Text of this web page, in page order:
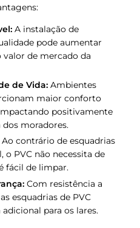
A instalação de
pode aumentar
de mercado da
de Vida: Ambientes
maior conforto
positivamente
dos moradores.
Ao contrário de esquadrias
o PVC não necessita de
fácil de limpar.
Com resistência a
esquadrias de PVC
para os lares.